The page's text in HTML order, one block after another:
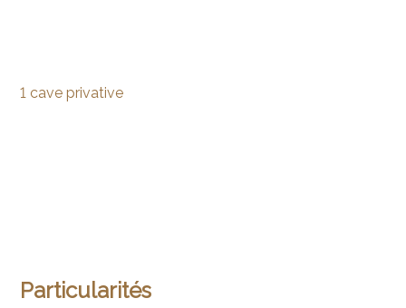
1 cave privative
Particularités